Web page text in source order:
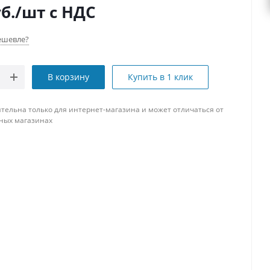
/шт с НДС
В корзину Купить в 1 клик
только для интернет-магазина и может отличаться от
магазинах